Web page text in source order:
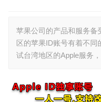
苹果公司的产品和服务备
区的苹果ID账号有着不同
试台湾地区的Apple服务